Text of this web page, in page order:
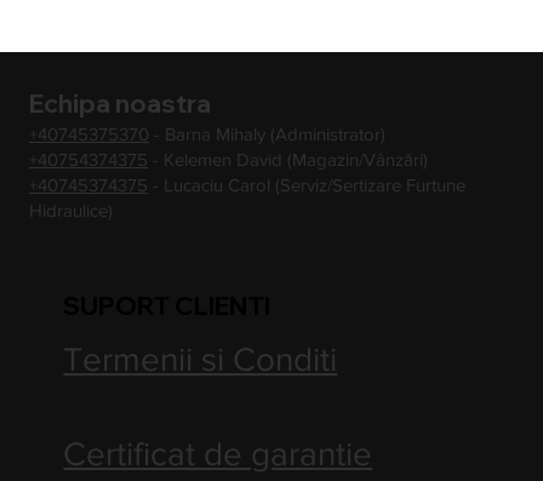
Echipa noastra
+40745375370 - Barna Mihaly (Administrator)
+40754374375 - Kelemen David (Magazin/Vânzări)
+40745374375 - Lucaciu Carol (Serviz/Sertizare Furtune
Hidraulice)
Termenii si Conditi
Certificat de garantie